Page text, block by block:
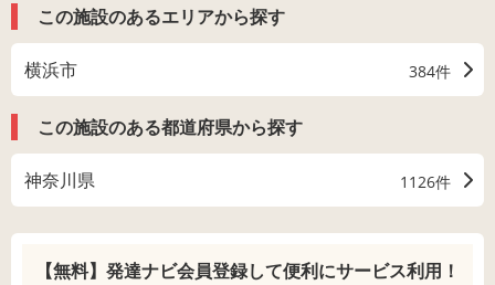
この施設のあるエリアから探す
横浜市 384件
この施設のある都道府県から探す
神奈川県 1126件
【無料】発達ナビ会員登録して便利にサービス利用！